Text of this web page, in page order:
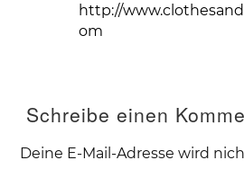
http://
om
Schreibe einen
Deine E-Mail-Adresse wird